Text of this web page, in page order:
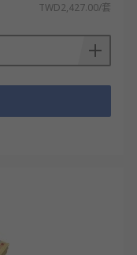
TWD2,427.00/套